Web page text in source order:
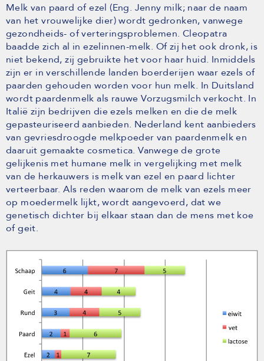
Melk van paard of ezel (Eng. Jenny milk; naar de naam
van het vrouwelijke dier) wordt gedronken, vanwege
gezondheids- of verteringsproblemen. Cleopatra
baadde zich al in ezelinnen-melk. Of zij het ook dronk, is
niet bekend, zij gebruikte het voor haar huid. Inmiddels
zijn er in verschillende landen boerderijen waar ezels of
paarden gehouden worden voor hun melk. In Duitsland
wordt paardenmelk als rauwe Vorzugsmilch verkocht. In
Italië zijn bedrijven die ezels melken en die de melk
gepasteuriseerd aanbieden. Nederland kent aanbieders
van gevriesdroogde melkpoeder van paardenmelk en
daaruit gemaakte cosmetica. Vanwege de grote
gelijkenis met humane melk in vergelijking met melk
van de herkauwers is melk van ezel en paard lichter
verteerbaar. Als reden waarom de melk van ezels meer
op moedermelk lijkt, wordt aangevoerd, dat we
genetisch dichter bij elkaar staan dan de mens met koe
of geit.